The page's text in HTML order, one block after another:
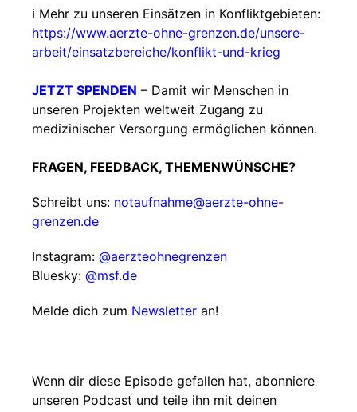
ℹ️ Mehr zu unseren Einsätzen in Konfliktgebieten:
https://www.aerzte-ohne-grenzen.de/unsere-
arbeit/einsatzbereiche/konflikt-und-krieg
JETZT SPENDEN – Damit wir Menschen in
unseren Projekten weltweit Zugang zu
medizinischer Versorgung ermöglichen können.
FRAGEN, FEEDBACK, THEMENWÜNSCHE?
Schreibt uns: notaufnahme@aerzte-ohne-
grenzen.de
Instagram: @aerzteohnegrenzen
Bluesky: @msf.de
Melde dich zum Newsletter an!
Wenn dir diese Episode gefallen hat, abonniere
unseren Podcast und teile ihn mit deinen